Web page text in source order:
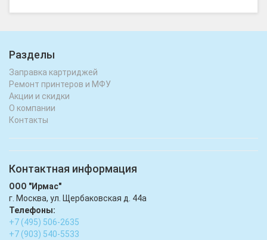
Разделы
Заправка картриджей
Ремонт принтеров и МФУ
Акции и скидки
О компании
Контакты
Контактная информация
ООО "Ирмас"
г. Москва, ул. Щербаковская д. 44а
Телефоны:
+7 (495) 506-2635
+7 (903) 540-5533